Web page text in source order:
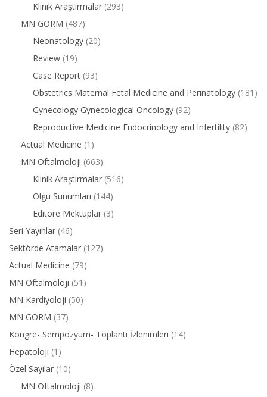
Klinik Araştırmalar (293)
MN GORM (487)
Neonatology (20)
Review (19)
Case Report (93)
Obstetrics Maternal Fetal Medicine and Perinatology (181)
Gynecology Gynecological Oncology (92)
Reproductive Medicine Endocrinology and Infertility (82)
Actual Medicine (1)
MN Oftalmoloji (663)
Klinik Araştırmalar (516)
Olgu Sunumları (144)
Editöre Mektuplar (3)
Seri Yayınlar (46)
Sektörde Atamalar (127)
Actual Medicine (79)
MN Oftalmoloji (51)
MN Kardiyoloji (50)
MN GORM (37)
Kongre- Sempozyum- Toplantı İzlenimleri (14)
Hepatoloji (1)
Özel Sayılar (10)
MN Oftalmoloji (8)